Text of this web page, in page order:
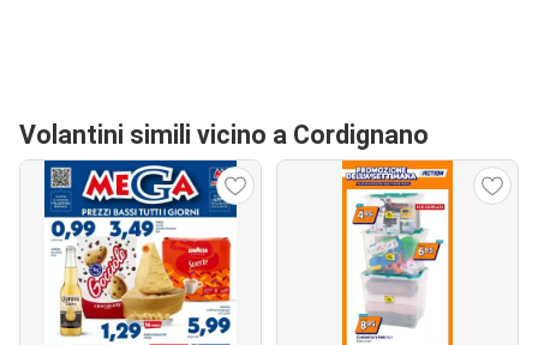
Volantini simili vicino a Cordignano